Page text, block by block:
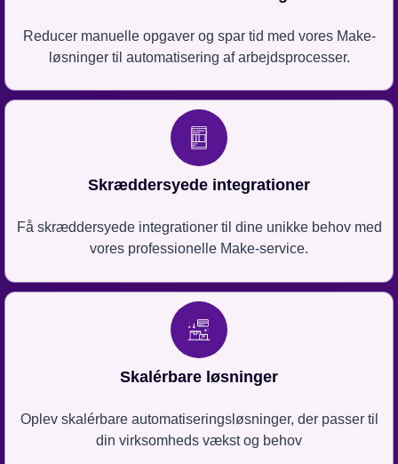
Reducer manuelle opgaver og spar tid med vores Make-
løsninger til automatisering af arbejdsprocesser.
Skræddersyede integrationer
Få skræddersyede integrationer til dine unikke behov med
vores professionelle Make-service.
Skalérbare løsninger
Oplev skalérbare automatiseringsløsninger, der passer til
din virksomheds vækst og behov